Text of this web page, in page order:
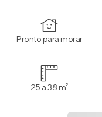
Pronto para morar
25 a 38 m²